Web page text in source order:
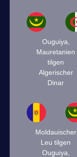
Ouguiya,
Mauretanien
tilgen
Algerischer
Dinar
Moldauischer
Leu tilgen
Ouguiya,